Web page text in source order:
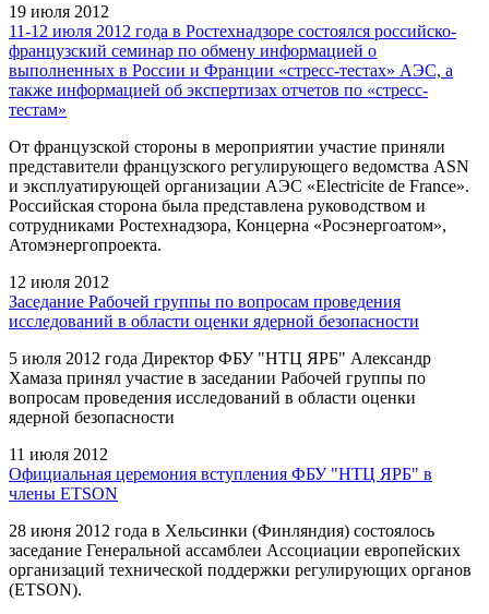
19 июля 2012
11-12 июля 2012 года в Ростехнадзоре состоялся российско-
французский семинар по обмену информацией о
выполненных в России и Франции «стресс-тестах» АЭС, а
также информацией об экспертизах отчетов по «стресс-
тестам»
От французской стороны в мероприятии участие приняли
представители французского регулирующего ведомства ASN
и эксплуатирующей организации АЭС «Electricite de France».
Российская сторона была представлена руководством и
сотрудниками Ростехнадзора, Концерна «Росэнергоатом»,
Атомэнергопроекта.
12 июля 2012
Заседание Рабочей группы по вопросам проведения
исследований в области оценки ядерной безопасности
5 июля 2012 года Директор ФБУ "НТЦ ЯРБ" Александр
Хамаза принял участие в заседании Рабочей группы по
вопросам проведения исследований в области оценки
ядерной безопасности
11 июля 2012
Официальная церемония вступления ФБУ "НТЦ ЯРБ" в
члены ETSON
28 июня 2012 года в Хельсинки (Финляндия) состоялось
заседание Генеральной ассамблеи Ассоциации европейских
организаций технической поддержки регулирующих органов
(ETSON).